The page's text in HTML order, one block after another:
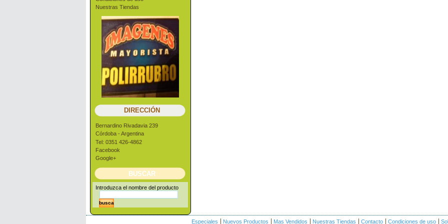
Nuestras Tiendas
DIRECCIÓN
Bernardino Rivadavia 239
Córdoba - Argentina
Tel: 0351 426-4862
Facebook
Google+
BUSCAR
Introduzca el nombre del producto
Especiales Nuevos Productos Mas Vendidos Nuestras Tiendas Contacto Condiciones de uso